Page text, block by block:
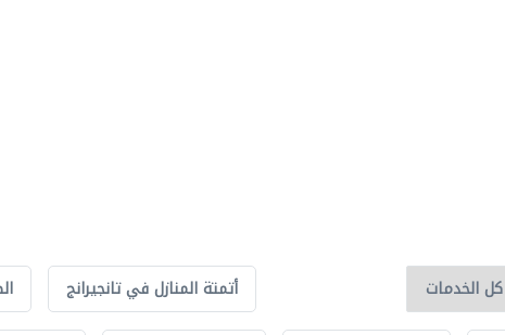
أتمتة المنازل في تانجيرانج